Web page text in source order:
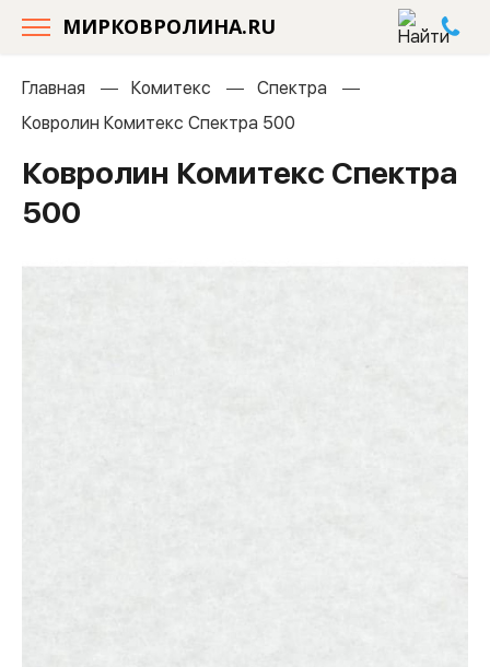
МИРКОВРОЛИНА.RU
Главная Комитекс
Спектра
Ковролин Комитекс Спектра 500
Ковролин Комитекс Спектра
500